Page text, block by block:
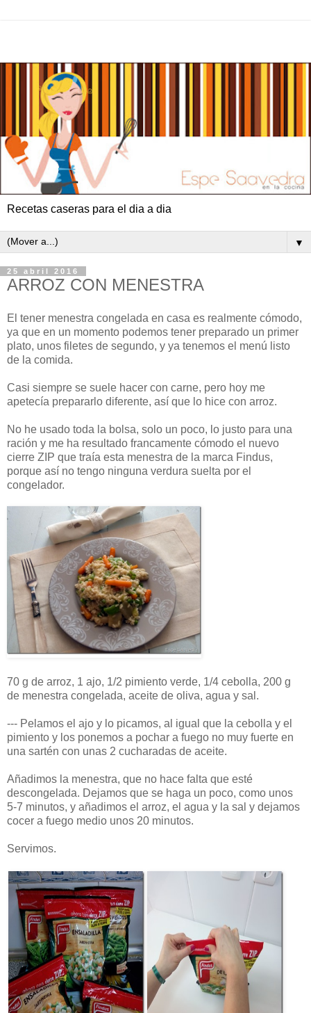
Recetas caseras para el dia a dia
▼
25 abril 2016
ARROZ CON MENESTRA
El tener menestra congelada en casa es realmente cómodo,
ya que en un momento podemos tener preparado un primer
plato, unos filetes de segundo, y ya tenemos el menú listo
de la comida.
Casi siempre se suele hacer con carne, pero hoy me
apetecía prepararlo diferente, así que lo hice con arroz.
No he usado toda la bolsa, solo un poco, lo justo para una
ración y me ha resultado francamente cómodo el nuevo
cierre ZIP que traía esta menestra de la marca Findus,
porque así no tengo ninguna verdura suelta por el
congelador.
70 g de arroz, 1 ajo, 1/2 pimiento verde, 1/4 cebolla, 200 g
de menestra congelada, aceite de oliva, agua y sal.
--- Pelamos el ajo y lo picamos, al igual que la cebolla y el
pimiento y los ponemos a pochar a fuego no muy fuerte en
una sartén con unas 2 cucharadas de aceite.
Añadimos la menestra, que no hace falta que esté
descongelada. Dejamos que se haga un poco, como unos
5-7 minutos, y añadimos el arroz, el agua y la sal y dejamos
cocer a fuego medio unos 20 minutos.
Servimos.